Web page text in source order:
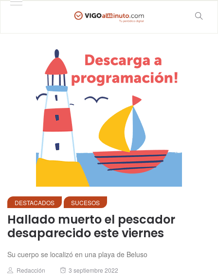
DESTACADOS SUCESOS
Hallado muerto el pescador
desaparecido este viernes
Su cuerpo se localizó en una playa de Beluso
Author
Redacción
Posted
3 septiembre 2022